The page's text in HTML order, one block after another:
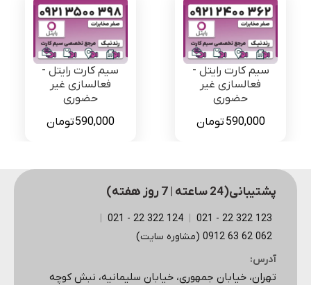
بود.
است.
سیم کارت رایتل -
فعالسازی غیر
حضوری
590,000 تومان
سیم کارت رایتل -
فعالسازی غیر
حضوری
590,000تومان
پشتیبانی(24 ساعته | 7 روز هفته)
123 322 22 - 021
124 322 22 - 021
062 62 63 0912 (مشاوره سایت)
آدرس:
تهران، خیابان جمهوری، خیابان سلیمانیه، نبش کوچه